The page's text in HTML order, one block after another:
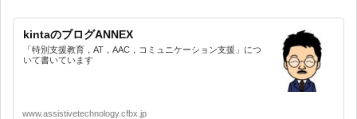
kintaのブログANNEX
「特別支援教育，AT，AAC，コミュニケーション支援」につ
いて書いています
www.assistivetechnology.cfbx.jp